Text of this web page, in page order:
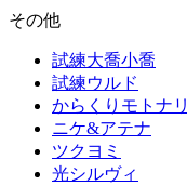
その他
試練大喬小喬
試練ウルド
からくりモトナリ
ニケ&アテナ
ツクヨミ
光シルヴィ